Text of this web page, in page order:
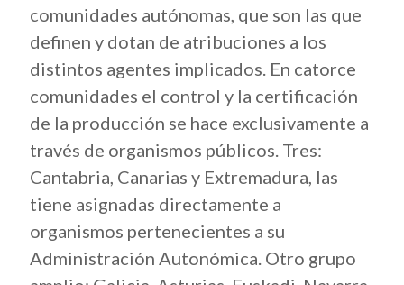
comunidades autónomas, que son las que
definen y dotan de atribuciones a los
distintos agentes implicados. En catorce
comunidades el control y la certificación
de la producción se hace exclusivamente a
través de organismos públicos. Tres:
Cantabria, Canarias y Extremadura, las
tiene asignadas directamente a
organismos pertenecientes a su
Administración Autonómica. Otro grupo